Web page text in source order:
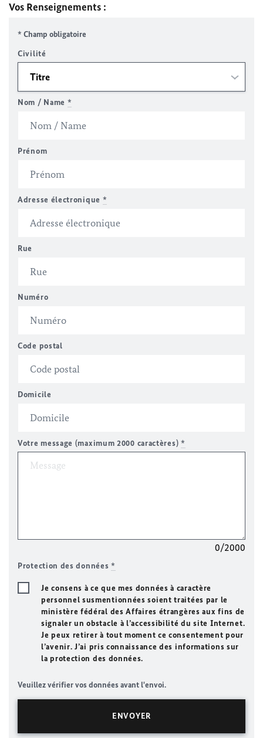
Vos Renseignements :
* Champ obligatoire
Civilité
Nom / Name *
Prénom
Adresse électronique *
Rue
Numéro
Code postal
Domicile
Votre message (maximum 2000 caractères) *
0/2000
Protection des données*
Je consens à ce que mes données à caractère
personnel susmentionnées soient traitées par le
ministère fédéral des Affaires étrangères aux fins de
signaler un obstacle à l’accessibilité du site Internet.
Je peux retirer à tout moment ce consentement pour
l’avenir. J’ai pris connaissance des informations sur
la protection des données.
Veuillez vérifier vos données avant l'envoi.